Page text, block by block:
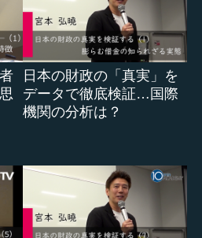
、突き崩しは難しくなる
うに読んだらよいでしょう
院の過半数を取った党は首相を
相が内閣をつくり、政権を握
す。しかし実は、これは政権
十分条件ではありません。政権
権運営に支障を起こさないよう
過半数も握る必要があります。
日本の財政の「真実」を
データで徹底検証…国際
機関の分析は？